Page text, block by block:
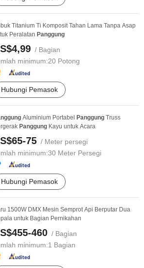
Titanium Ti Komposit Tahan Lama Tanpa Asap
Peralatan Panggung
/ Bagian
minimum:20 Potong
Hubungi Pemasok
Aluminium Portabel Panggung Truss
Panggung Kayu untuk Acara
75 / Meter persegi
minimum:30 Meter Persegi
Hubungi Pemasok
1500W DMX Mesin Semprot Api Berputar Dua
untuk Bagian Pernikahan
460 / Bagian
minimum:1 Bagian